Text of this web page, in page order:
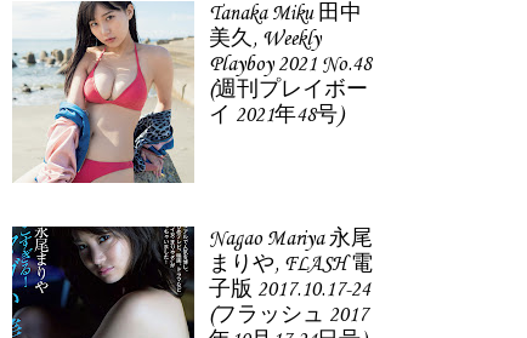
Tanaka Miku 田中
美久, Weekly
Playboy 2021 No.48
(週刊プレイボー
イ 2021年48号)
Nagao Mariya 永尾
まりや, FLASH 電
子版 2017.10.17-24
(フラッシュ 2017